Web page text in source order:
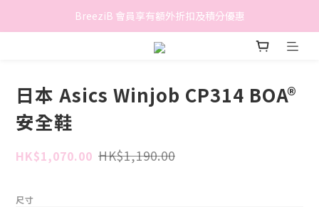
香港地區滿$500免費送貨 (離島區及偏遠地區除外)
BreeziB 會員享有額外折扣及積分優惠
香港地區滿$500免費送貨 (離島區及偏遠地區除外)
日本 Asics Winjob CP314 BOA®
安全鞋
HK$1,070.00 HK$1,190.00
尺寸